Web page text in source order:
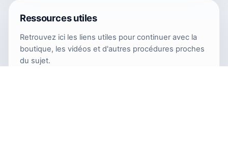
Ressources utiles
Retrouvez ici les liens utiles pour continuer avec la
boutique, les vidéos et d'autres procédures proches
du sujet.